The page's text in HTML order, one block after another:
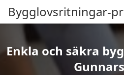
Bygglovsritningar-
Enkla och säkra